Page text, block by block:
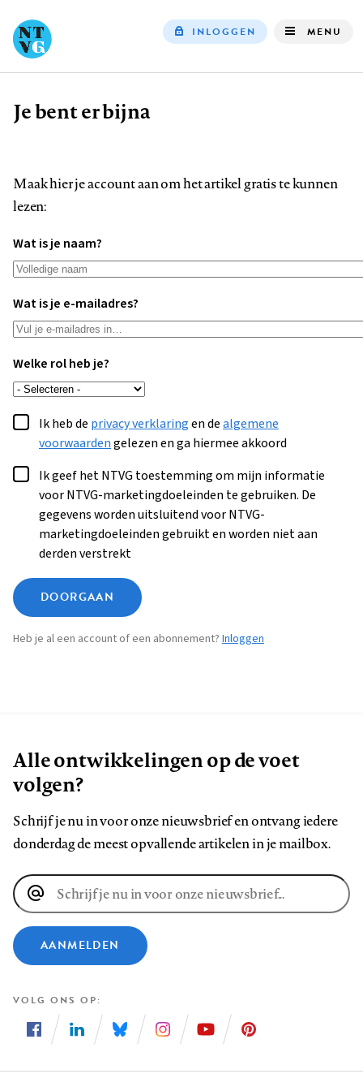
INLOGGEN MENU
Kruimelpad
Je bent er bijna
Maak hier je account aan om het artikel gratis te kunnen
lezen:
Wat is je naam?
Wat is je e-mailadres?
Welke rol heb je?
Ik heb de privacy verklaringen dealgemene
voorwaardengelezen en ga hiermee akkoord
Ik geef het NTVG toestemming om mijn informatie
voor NTVG-marketingdoeleinden te gebruiken. De
gegevens worden uitsluitend voor NTVG-
marketingdoeleinden gebruikt en worden niet aan
derden verstrekt
DOORGAAN
Heb je al een account of een abonnement? Inloggen
Alle ontwikkelingen op de voet
volgen?
Schrijf je nu in voor onze nieuwsbrief en ontvang iedere
donderdag de meest opvallende artikelen in je mailbox.
E-
mailadres
AANMELDEN
VOLG ONS OP
ons
ons
ons
ons
ons
ons